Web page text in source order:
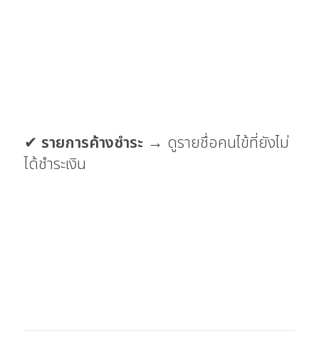
✔ รายการค้างชำระ → ดูรายชื่อคนไข้ที่ยังไม่
ได้ชำระเงิน